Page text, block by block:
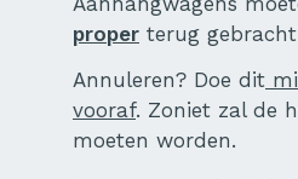
proper terug
Annuleren? Doe dit
vooraf. Zoniet zal de
moeten worden.